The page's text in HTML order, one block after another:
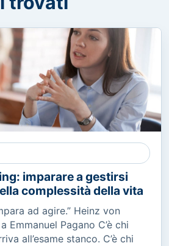
imparare a gestirsi
complessità della vita
ad agire.” Heinz von
Emmanuel Pagano C’è chi
all’esame stanco. C’è chi